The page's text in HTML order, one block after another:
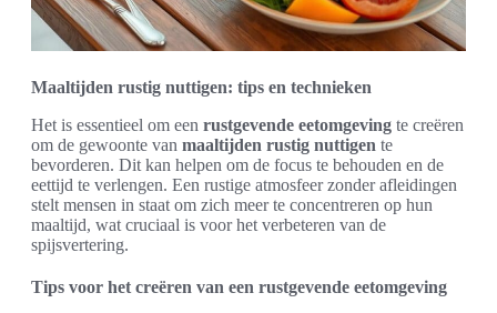
Maaltijden rustig nuttigen: tips en technieken
Het is essentieel om een rustgevende eetomgeving te creëren
om de gewoonte van maaltijden rustig nuttigen te
bevorderen. Dit kan helpen om de focus te behouden en de
eettijd te verlengen. Een rustige atmosfeer zonder afleidingen
stelt mensen in staat om zich meer te concentreren op hun
maaltijd, wat cruciaal is voor het verbeteren van de
spijsvertering.
Tips voor het creëren van een rustgevende eetomgeving